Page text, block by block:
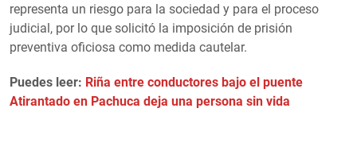
representa un riesgo para la sociedad y para el proceso
judicial, por lo que solicitó la imposición de prisión
preventiva oficiosa como medida cautelar.
Puedes leer: Riña entre conductores bajo el puente
Atirantado en Pachuca deja una persona sin vida